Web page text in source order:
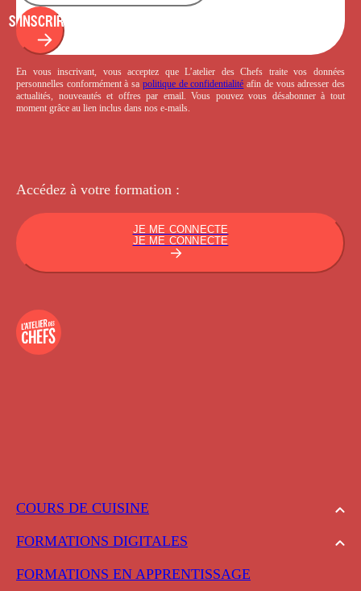
COURS DE CUISINE
FORMATIONS DIGITALES
FORMATIONS EN APPRENTISSAGE
S'INSCRIRE
En vous inscrivant, vous acceptez que L’atelier des Chefs traite vos données
personnelles conformément à sa politique de confidentialité afin de vous adresser des
actualités, nouveautés et offres par email. Vous pouvez vous désabonner à tout
moment grâce au lien inclus dans nos e-mails.
Accédez à votre formation :
JE ME CONNECTE
JE ME CONNECTE